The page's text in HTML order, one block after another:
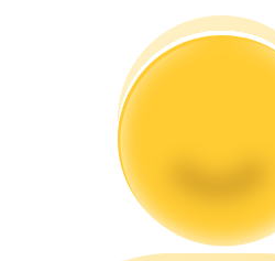
Memandu
Panduan Pemula Berjangka